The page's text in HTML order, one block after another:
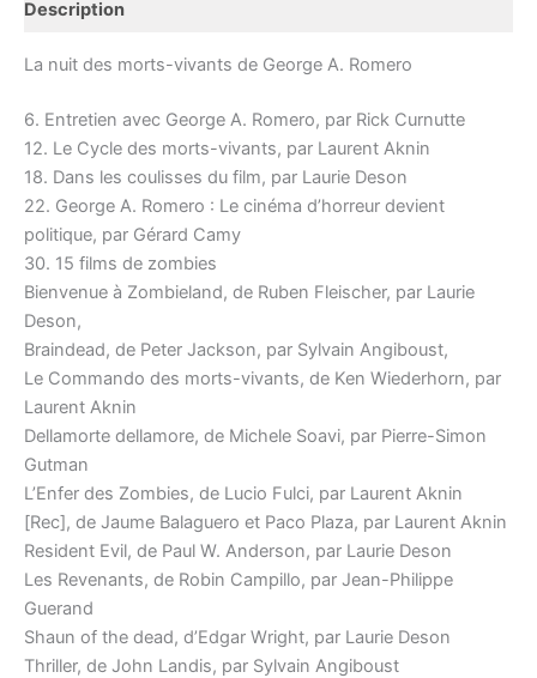
Description
La nuit des morts-vivants de George A. Romero
6. Entretien avec George A. Romero, par Rick Curnutte
12. Le Cycle des morts-vivants, par Laurent Aknin
18. Dans les coulisses du film, par Laurie Deson
22. George A. Romero : Le cinéma d’horreur devient
politique, par Gérard Camy
30. 15 films de zombies
Bienvenue à Zombieland, de Ruben Fleischer, par Laurie
Deson,
Braindead, de Peter Jackson, par Sylvain Angiboust,
Le Commando des morts-vivants, de Ken Wiederhorn, par
Laurent Aknin
Dellamorte dellamore, de Michele Soavi, par Pierre-Simon
Gutman
L’Enfer des Zombies, de Lucio Fulci, par Laurent Aknin
[Rec], de Jaume Balaguero et Paco Plaza, par Laurent Aknin
Resident Evil, de Paul W. Anderson, par Laurie Deson
Les Revenants, de Robin Campillo, par Jean-Philippe
Guerand
Shaun of the dead, d’Edgar Wright, par Laurie Deson
Thriller, de John Landis, par Sylvain Angiboust